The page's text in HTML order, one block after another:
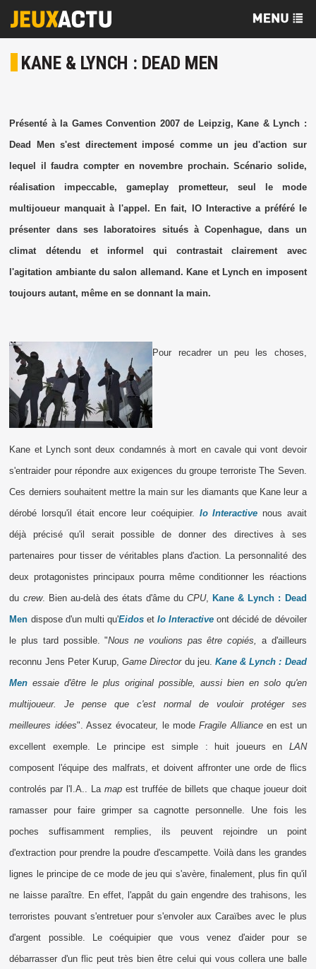
KANE & LYNCH : DEAD MEN
Présenté à la Games Convention 2007 de Leipzig, Kane & Lynch :
Dead Men s'est directement imposé comme un jeu d'action sur
lequel il faudra compter en novembre prochain. Scénario solide,
réalisation impeccable, gameplay prometteur, seul le mode
multijoueur manquait à l'appel. En fait, IO Interactive a préféré le
présenter dans ses laboratoires situés à Copenhague, dans un
climat détendu et informel qui contrastait clairement avec
l'agitation ambiante du salon allemand. Kane et Lynch en imposent
toujours autant, même en se donnant la main.
Pour recadrer un peu les choses,
Kane et Lynch sont deux condamnés à mort en cavale qui vont devoir
s'entraider pour répondre aux exigences du groupe terroriste The Seven.
Ces derniers souhaitent mettre la main sur les diamants que Kane leur a
dérobé lorsqu'il était encore leur coéquipier. Io Interactive nous avait
déjà précisé qu'il serait possible de donner des directives à ses
partenaires pour tisser de véritables plans d'action. La personnalité des
deux protagonistes principaux pourra même conditionner les réactions
du crew. Bien au-delà des états d'âme duCPU,Kane & Lynch : Dead
Men dispose d'un multi qu'EidosetIo Interactive ont décidé de dévoiler
le plus tard possible. "Nous ne voulions pas être copiés,
a d'ailleurs
reconnu Jens Peter Kurup,Game Director du jeu. Kane & Lynch : Dead
Men essaie d'être le plus original possible, aussi bien en solo qu'en
multijoueur. Je pense que c'est normal de vouloir protéger ses
meilleures idées". Assez évocateur, le mode Fragile Allianceen est un
excellent exemple. Le principe est simple : huit joueurs en LAN
composent l'équipe des malfrats, et doivent affronter une orde de flics
controlés par l'I.A.. Lamap est truffée de billets que chaque joueur doit
ramasser pour faire grimper sa cagnotte personnelle. Une fois les
poches suffisamment remplies, ils peuvent rejoindre un point
d'extraction pour prendre la poudre d'escampette. Voilà dans les grandes
lignes le principe de ce mode de jeu qui s'avère, finalement, plus fin qu'il
ne laisse paraître. En effet, l'appât du gain engendre des trahisons, les
terroristes pouvant s'entretuer pour s'envoler aux Caraïbes avec le plus
d'argent possible. Le coéquipier que vous venez d'aider pour se
débarrasser d'un flic peut très bien être celui qui vous collera une balle